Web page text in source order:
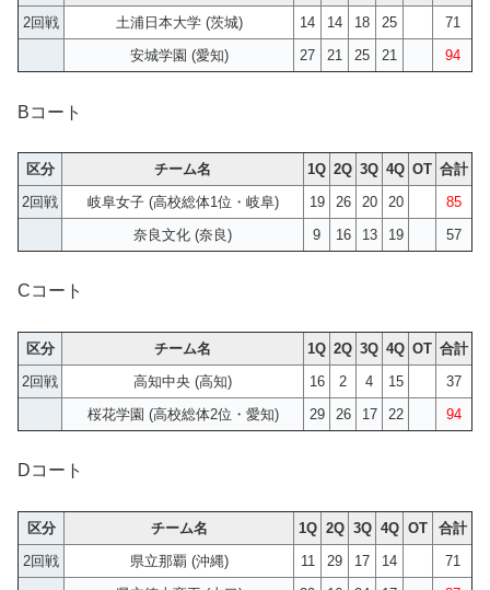
2回戦
土浦日本大学 (茨城) 14 14 18 25
71
安城学園 (愛知)
27 21 25 21 94
Bコート
区分 チーム名 1Q 2Q 3Q 4Q OT 合計
2回戦
岐阜女子 (高校総体1位・岐阜) 19 26 20 20
85
奈良文化 (奈良)
9 16 13 19 57
Cコート
区分 チーム名 1Q 2Q 3Q 4Q OT 合計
2回戦
高知中央 (高知) 16 2 4 15
37
桜花学園 (高校総体2位・愛知)
29 26 17 22 94
Dコート
区分 チーム名 1Q 2Q 3Q 4Q OT
合計
2回戦
県立那覇 (沖縄) 11 29 17 14
71